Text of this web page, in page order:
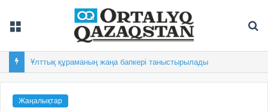
Ұлттық құраманың жаңа бапкері таныстырылады
Жаңалықтар